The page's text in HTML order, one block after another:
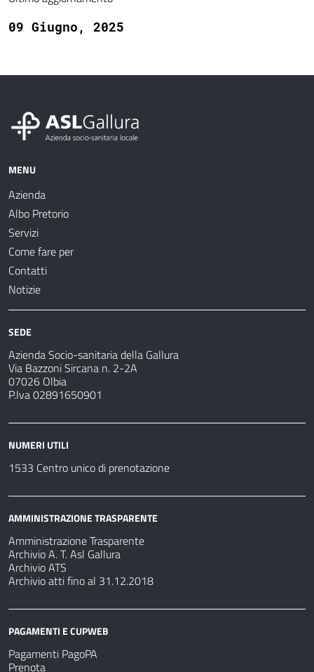
09 Giugno, 2025
MENU
Azienda
Albo Pretorio
Servizi
Come fare per
Contatti
Notizie
SEDE
Azienda Socio-sanitaria della Gallura
Via Bazzoni Sircana n. 2-2A
07026 Olbia
P.Iva 02891650901
NUMERI UTILI
1533 Centro unico di prenotazione
AMMINISTRAZIONE TRASPARENTE
Amministrazione Trasparente
Archivio A. T. Asl Gallura
Archivio ATS
Archivio atti fino al 31.12.2018
PAGAMENTI E CUPWEB
Pagamenti PagoPA
Prenota